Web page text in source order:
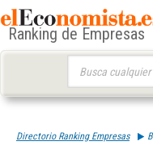
Ranking de Empresas
Directorio Ranking Empresas